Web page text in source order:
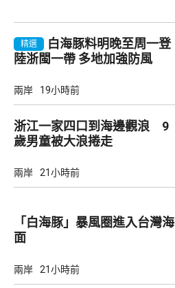
精選
白海豚料明晚至周一登
陸浙閩一帶 多地加強防風
兩岸 19小時前
浙江一家四口到海邊觀浪 9
歲男童被大浪捲走
兩岸 21小時前
「白海豚」暴風圈進入台灣海
面
兩岸 21小時前